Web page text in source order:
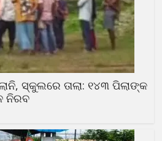
ସ୍କୁଲରେ ତାଲା: ୧୪୩ ପିଲାଙ୍କ
ନିରବ